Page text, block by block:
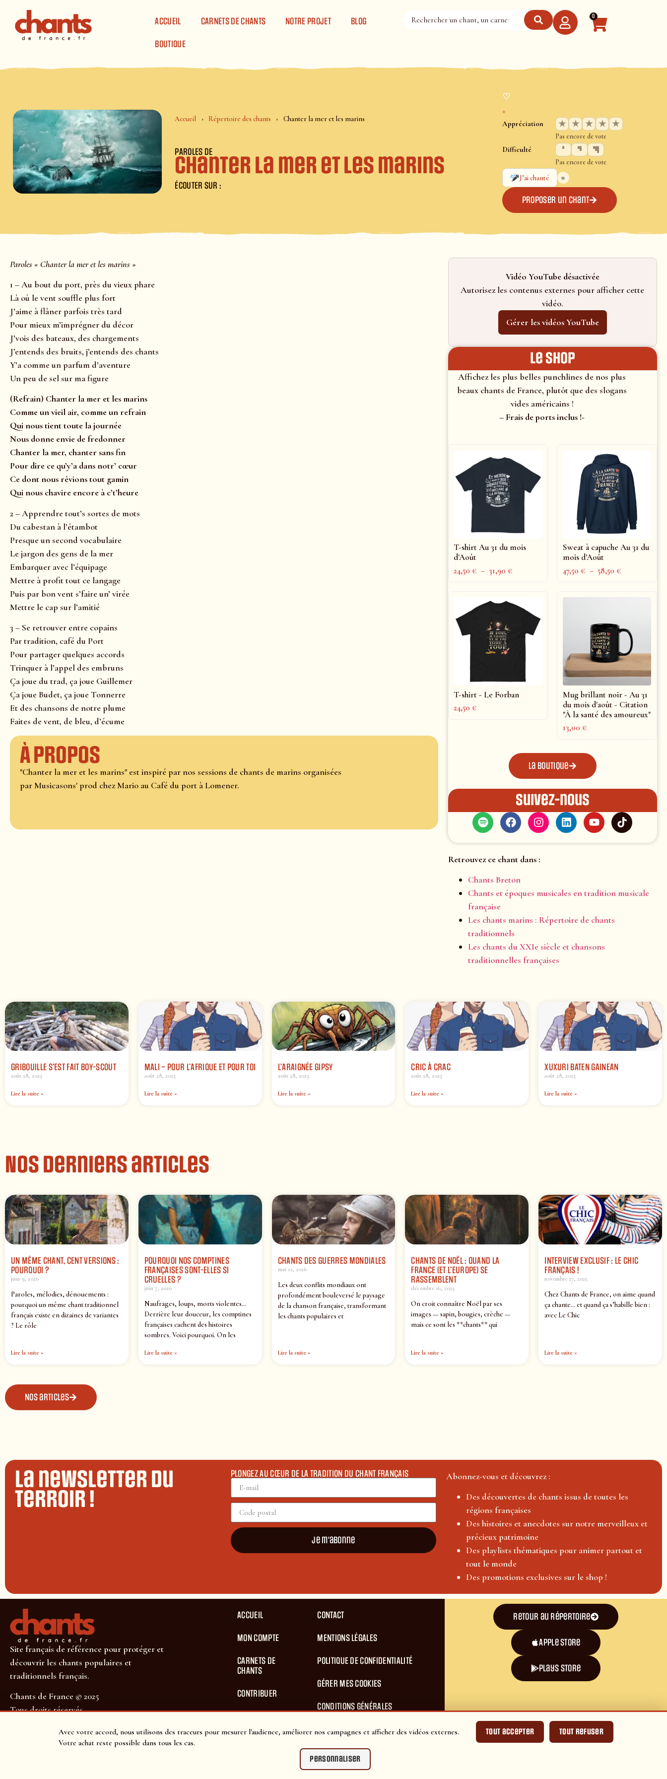
Avec votre accord, nous utilisons des traceurs pour mesurer l'audience, améliorer nos campagnes et afficher des vidéos externes.
Votre achat reste possible dans tous les cas.
Tout accepter Tout refuser
Personnaliser
ACCUEIL CARNETS DE CHANTS NOTRE PROJET BLOG
BOUTIQUE
0
Accueil Répertoire des chants Chanter la mer et les marins
PAROLES DE
Chanter la mer et les marins
ÉCOUTER SUR :
♡
+
Appréciation ★ ★ ★ ★ ★
Pas encore de vote
Difficulté
Pas encore de vote
J’ai chanté
0
Proposer un chant
Paroles « Chanter la mer et les marins »
1 – Au bout du port, près du vieux phare
Là où le vent souffle plus fort
J’aime à flâner parfois très tard
Pour mieux m’imprégner du décor
J’vois des bateaux, des chargements
J’entends des bruits, j’entends des chants
Y’a comme un parfum d’aventure
Un peu de sel sur ma figure
(Refrain) Chanter la mer et les marins
Comme un vieil air, comme un refrain
Qui nous tient toute la journée
Nous donne envie de fredonner
Chanter la mer, chanter sans fin
Pour dire ce qu’y’a dans notr’ cœur
Ce dont nous rêvions tout gamin
Qui nous chavire encore à c’t’heure
2 – Apprendre tout’s sortes de mots
Du cabestan à l’étambot
Presque un second vocabulaire
Le jargon des gens de la mer
Embarquer avec l’équipage
Mettre à profit tout ce langage
Puis par bon vent s’faire un’ virée
Mettre le cap sur l’amitié
3 – Se retrouver entre copains
Par tradition, café du Port
Pour partager quelques accords
Trinquer à l’appel des embruns
Ça joue du trad, ça joue Guillemer
Ça joue Budet, ça joue Tonnerre
Et des chansons de notre plume
Faites de vent, de bleu, d’écume
À propos
"Chanter la mer et les marins" est inspiré par nos sessions de chants de marins organisées
par Musicasons' prod chez Mario au Café du port à Lomener.
Vidéo YouTube désactivée
Autorisez les contenus externes pour afficher cette
vidéo.
Gérer les vidéos YouTube
le shop
Affichez les plus belles punchlines de nos plus
beaux chants de France, plutôt que des slogans
vides américains !
– Frais de ports inclus !-
T-shirt Au 31 du mois
d'Août
24,50€ – 31,90€
Sweat à capuche Au 31 du
mois d'Août
47,50€ – 58,50€
T-shirt - Le Forban
24,50€
Mug brillant noir - Au 31
du mois d'août - Citation
"À la santé des amoureux"
13,00€
La boutique
Suivez-nous
Retrouvez ce chant dans :
Chants Breton
Chants et époques musicales en tradition musicale
française
Les chants marins : Répertoire de chants
traditionnels
Les chants du XXIe siècle et chansons
traditionnelles françaises
GRIBOUILLE S’EST FAIT BOY-SCOUT
août 28, 2023
Lire la suite »
MALI – POUR L’AFRIQUE ET POUR TOI
août 28, 2023
Lire la suite »
L’ARAIGNÉE GIPSY
août 28, 2023
Lire la suite »
CRIC À CRAC
août 28, 2023
Lire la suite »
XUXURI BATEN GAINEAN
août 28, 2023
Lire la suite »
Nos derniers articles
UN MÊME CHANT, CENT VERSIONS :
POURQUOI ?
juin 9, 2026
Paroles, mélodies, dénouements :
pourquoi un même chant traditionnel
français existe en dizaines de variantes
? Le rôle
Lire la suite »
POURQUOI NOS COMPTINES
FRANÇAISES SONT-ELLES SI
CRUELLES ?
juin 7, 2026
Naufrages, loups, morts violentes…
Derrière leur douceur, les comptines
françaises cachent des histoires
sombres. Voici pourquoi. On les
Lire la suite »
CHANTS DES GUERRES MONDIALES
mai 21, 2026
Les deux conflits mondiaux ont
profondément bouleversé le paysage
de la chanson française, transformant
les chants populaires et
Lire la suite »
CHANTS DE NOËL : QUAND LA
FRANCE (ET L’EUROPE) SE
RASSEMBLENT
décembre 16, 2025
On croit connaître Noël par ses
images — sapin, bougies, crèche —
mais ce sont les **chants** qui
Lire la suite »
INTERVIEW EXCLUSIF : LE CHIC
FRANÇAIS !
novembre 27, 2025
Chez Chants de France, on aime quand
ça chante… et quand ça s’habille bien :
avec Le Chic
Lire la suite »
Nos articles
La newsletter du
terroir !
PLONGEZ AU CŒUR DE LA TRADITION DU CHANT FRANÇAIS
Je m'abonne
Abonnez-vous et découvrez :
Des découvertes de chants issus de toutes les
régions françaises
Des histoires et anecdotes sur notre merveilleux et
précieux patrimoine
Des playlists thématiques pour animer partout et
tout le monde
Des promotions exclusives sur le shop !
Site français de référence pour protéger et
découvrir les chants populaires et
traditionnels français.
Chants de France © 2025
Tous droits réservés
SUIVEZ-NOUS POUR NE RIEN MANQUER !
ACCUEIL
MON COMPTE
CARNETS DE
CHANTS
CONTRIBUER
CONTACT
MENTIONS LÉGALES
POLITIQUE DE CONFIDENTIALITÉ
GÉRER MES COOKIES
CONDITIONS GÉNÉRALES
CONDITIONS GÉNÉRALES DE VENTES
Retour au répertoire
Apple Store
plays store